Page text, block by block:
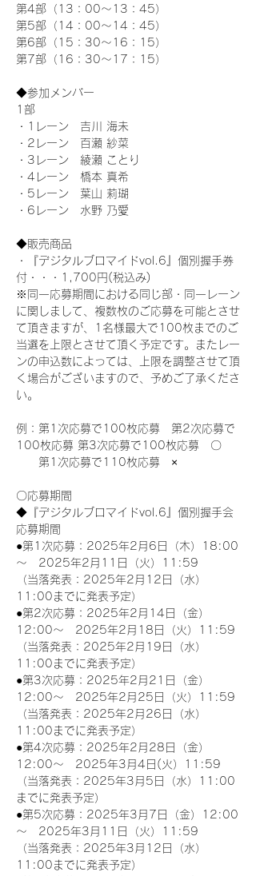
第4部（13：00～13：45）
第5部（14：00～14：45）
第6部（15：30～16：15）
第7部（16：30～17：15）
◆参加メンバー
1部
・1レーン　吉川 海未
・2レーン　百瀬 紗菜
・3レーン　綾瀬 ことり
・4レーン　橋本 真希
・5レーン　葉山 莉瑚
・6レーン　水野 乃愛
◆販売商品
・『デジタルブロマイドvol.6』個別握手券
付・・・1,700円(税込み)
※同一応募期間における同じ部・同一レーン
に関しまして、複数枚のご応募を可能とさせ
て頂きますが、1名様最大で100枚までのご
当選を上限とさせて頂く予定です。またレー
ンの申込数によっては、上限を調整させて頂
く場合がございますので、予めご了承くださ
い。
例：第1次応募で100枚応募　第2次応募で
100枚応募 第3次応募で100枚応募　〇
第1次応募で110枚応募　×
〇応募期間
◆『デジタルブロマイドvol.6』個別握手会
応募期間
●第1次応募：2025年2月6日（木）18:00
～　2025年2月11日（火）11:59
（当落発表：2025年2月12日（水）
11:00までに発表予定）
●第2次応募：2025年2月14日（金）
12:00～　2025年2月18日（火）11:59
（当落発表：2025年2月19日（水）
11:00までに発表予定）
●第3次応募：2025年2月21日（金）
12:00～　2025年2月25日（火）11:59
（当落発表：2025年2月26日（水）
11:00までに発表予定）
●第4次応募：2025年2月28日（金）
12:00～　2025年3月4日(火）11:59
（当落発表：2025年3月5日（水）11:00
までに発表予定）
●第5次応募：2025年3月7日（金）12:00
～　2025年3月11日（火）11:59
（当落発表：2025年3月12日（水）
11:00までに発表予定）